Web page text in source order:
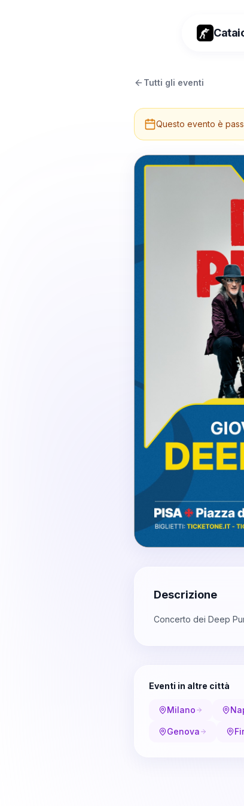
Tutti gli eventi
Questo evento è
Descrizione
Concerto dei Deep
Eventi in altre città
Milano
Genova